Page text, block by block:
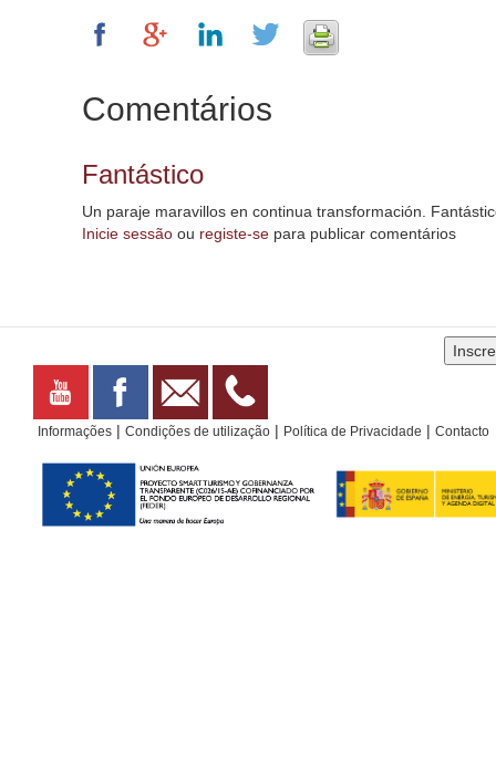
Comentários
Fantástico
Un paraje maravillos en continua transformación.
Inicie sessão ou registe-se para publicar comentários
Informações | Condições de utilização | Política de Privacidade | Contacto